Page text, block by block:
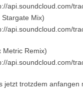
api.soundcloud.com/
Mix)
api.soundcloud.com/
Metric Remix)
api.soundcloud.com/
jetzt trotzdem anfangen